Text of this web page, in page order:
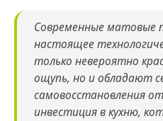
Современные матовые
настоящее
только невероятно
ощупь, но и обладают
самовосстановления
инвестиция в кухню,